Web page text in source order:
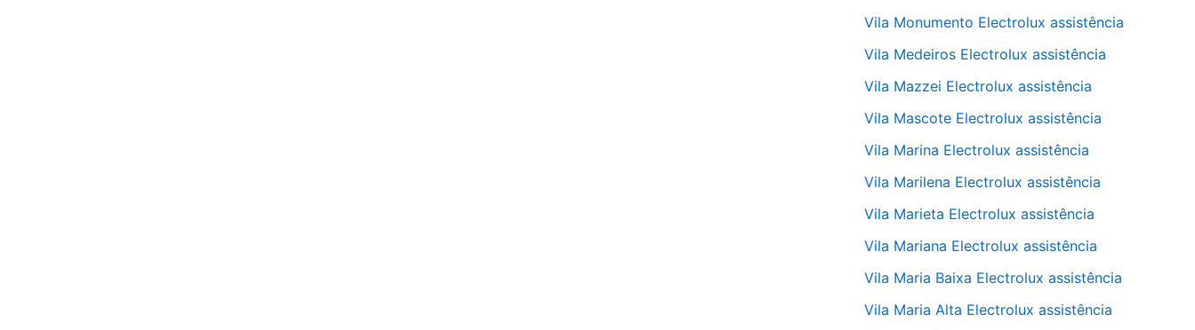
Vila Monumento Electrolux assistência
Vila Medeiros Electrolux assistência
Vila Mazzei Electrolux assistência
Vila Mascote Electrolux assistência
Vila Marina Electrolux assistência
Vila Marilena Electrolux assistência
Vila Marieta Electrolux assistência
Vila Mariana Electrolux assistência
Vila Maria Baixa Electrolux assistência
Vila Maria Alta Electrolux assistência